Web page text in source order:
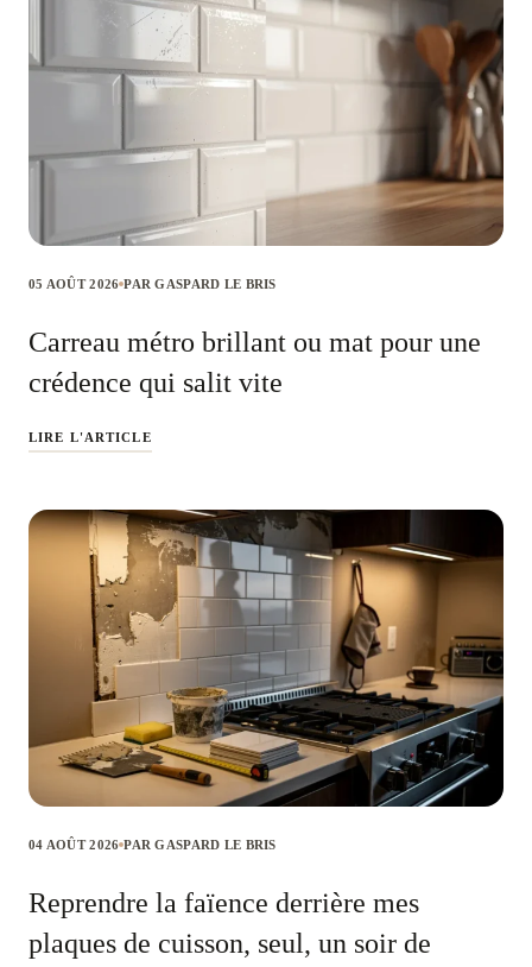
05 AOÛT 2026 PAR GASPARD LE BRIS
Carreau métro brillant ou mat pour une
crédence qui salit vite
LIRE L'ARTICLE
04 AOÛT 2026 PAR GASPARD LE BRIS
Reprendre la faïence derrière mes
plaques de cuisson, seul, un soir de